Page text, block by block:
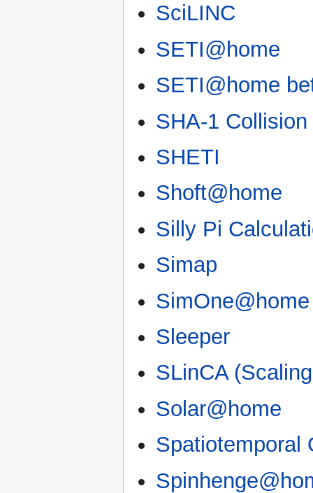
SciLINC
SETI@home
SETI@home
SHA-1
SHETI
Shoft@home
Silly Pi
Simap
SimOne@home
Sleeper
SLinCA
Solar@home
Spatiotemporal